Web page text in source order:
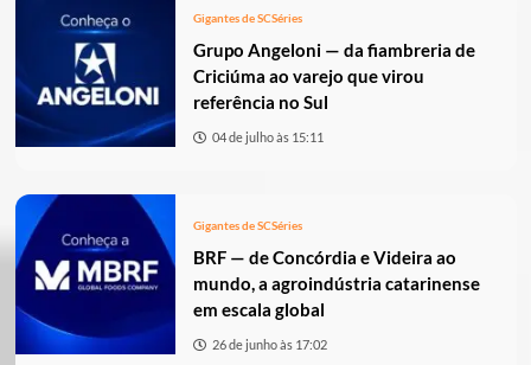
Gigantes de SCSéries
Grupo Angeloni — da fiambreria de
Criciúma ao varejo que virou
referência no Sul
04 de julho às 15:11
Gigantes de SCSéries
BRF — de Concórdia e Videira ao
mundo, a agroindústria catarinense
em escala global
26 de junho às 17:02